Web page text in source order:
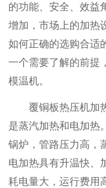
的功能、安全、效益
增加，市场上的加热
如何正确的选购合适
一个需要了解的前提
模温机。
覆铜板热压机加
是蒸汽加热和电加热
锅炉，管路压力高，
电加热具有升温快、
耗电量大，运行费用